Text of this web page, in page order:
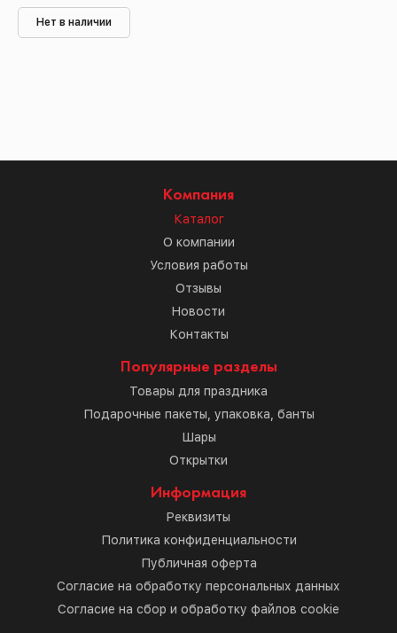
Нет в наличии
Компания
Каталог
О компании
Условия работы
Отзывы
Новости
Контакты
Популярные разделы
Товары для праздника
Подарочные пакеты, упаковка, банты
Шары
Открытки
Информация
Реквизиты
Политика конфиденциальности
Публичная оферта
Согласие на обработку персональных данных
Согласие на сбор и обработку файлов cookie